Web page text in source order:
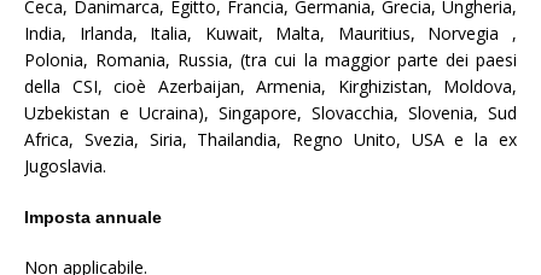
Ceca, Danimarca, Egitto, Francia, Germania, Grecia, Ungheria,
India, Irlanda, Italia, Kuwait, Malta, Mauritius, Norvegia ,
Polonia, Romania, Russia, (tra cui la maggior parte dei paesi
della CSI, cioè Azerbaijan, Armenia, Kirghizistan, Moldova,
Uzbekistan e Ucraina), Singapore, Slovacchia, Slovenia, Sud
Africa, Svezia, Siria, Thailandia, Regno Unito, USA e la ex
Jugoslavia.
Imposta annuale
Non applicabile.